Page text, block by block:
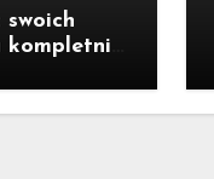
swoich
miała